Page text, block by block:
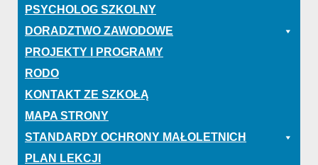
PSYCHOLOG SZKOLNY
DORADZTWO ZAWODOWE
PROJEKTY I PROGRAMY
RODO
KONTAKT ZE SZKOŁĄ
MAPA STRONY
STANDARDY OCHRONY MAŁOLETNICH
PLAN LEKCJI